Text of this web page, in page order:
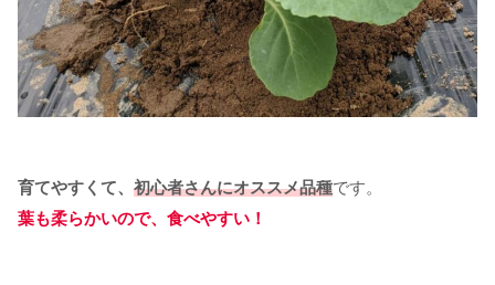
育てやすくて、 初心者さんにオススメ品種です。
葉も柔らかいので、食べやすい！